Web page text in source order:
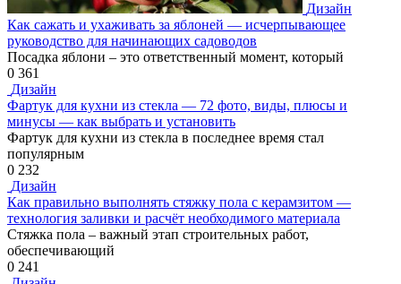
Дизайн
Как сажать и ухаживать за яблоней — исчерпывающее
руководство для начинающих садоводов
Посадка яблони – это ответственный момент, который
0 361
Дизайн
Фартук для кухни из стекла — 72 фото, виды, плюсы и
минусы — как выбрать и установить
Фартук для кухни из стекла в последнее время стал
популярным
0 232
Дизайн
Как правильно выполнять стяжку пола с керамзитом —
технология заливки и расчёт необходимого материала
Стяжка пола – важный этап строительных работ,
обеспечивающий
0 241